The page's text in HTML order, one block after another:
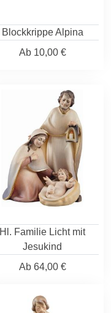
Blockkrippe Alpina
Ab10,00 €
Hl. Familie Licht mit
Jesukind
Ab64,00 €